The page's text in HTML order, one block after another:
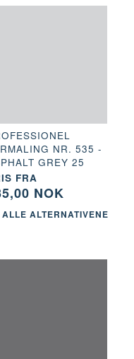
NR. 535 -
GREY 25
FRA
NOK
ALTERNATIVENE